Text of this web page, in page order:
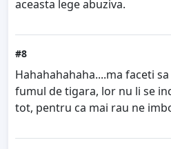
aceasta lege abuziva.
#8
Hahahahahaha....ma faceti
fumul de tigara, lor nu li se
tot, pentru ca mai rau ne